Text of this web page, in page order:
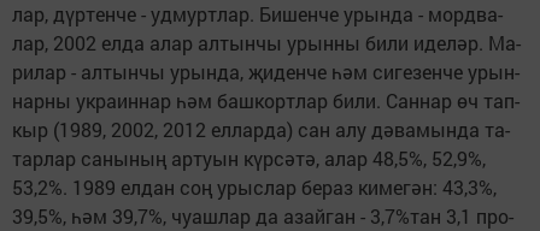
лар, дүр­тен­че - уд­мурт­лар. Би­шен­че урын­да - морд­ва­
лар, 2002 ел­да алар ал­тын­чы урын­ны би­ли иде­ләр. Ма­
ри­лар - ал­тын­чы урын­да, җи­ден­че һәм си­ге­зен­че урын­
нар­ны ук­ра­ин­нар һәм баш­корт­лар би­ли. Сан­нар өч тап­
кыр (1989, 2002, 2012 ел­лар­да) сан алу дә­ва­мын­да та­
тар­лар са­ны­ның ар­ту­ын күр­сә­тә, алар 48,5%, 52,9%,
53,2%. 1989 ел­дан соң урыс­лар бе­раз ки­ме­гән: 43,3%,
39,5%, һәм 39,7%, чу­аш­лар да азай­ган - 3,7%­тан 3,1 про­